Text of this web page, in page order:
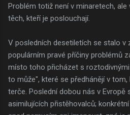
Problém totiž není v minaretech,
těch, kteří je poslouchají.
V posledních desetiletích se stalo v
populárním pravé příčiny problémů
místo toho přicházet s
to může", které se předhánějí v
terče. Poslední dobou nás v Evropě
asimilujících přistěhovalců;